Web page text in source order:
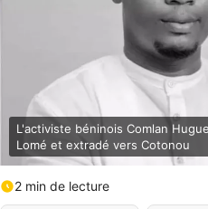
L'activiste béninois Comlan
Lomé et extradé vers Cotonou
2 min de lecture